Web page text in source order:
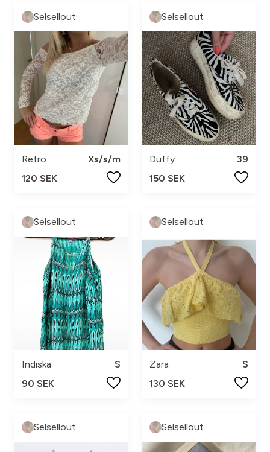
Selsellout
Retro
Xs/s/m
120 SEK
Selsellout
Duffy
39
150 SEK
Selsellout
Indiska
S
90 SEK
Selsellout
Zara
S
130 SEK
Selsellout Selsellout